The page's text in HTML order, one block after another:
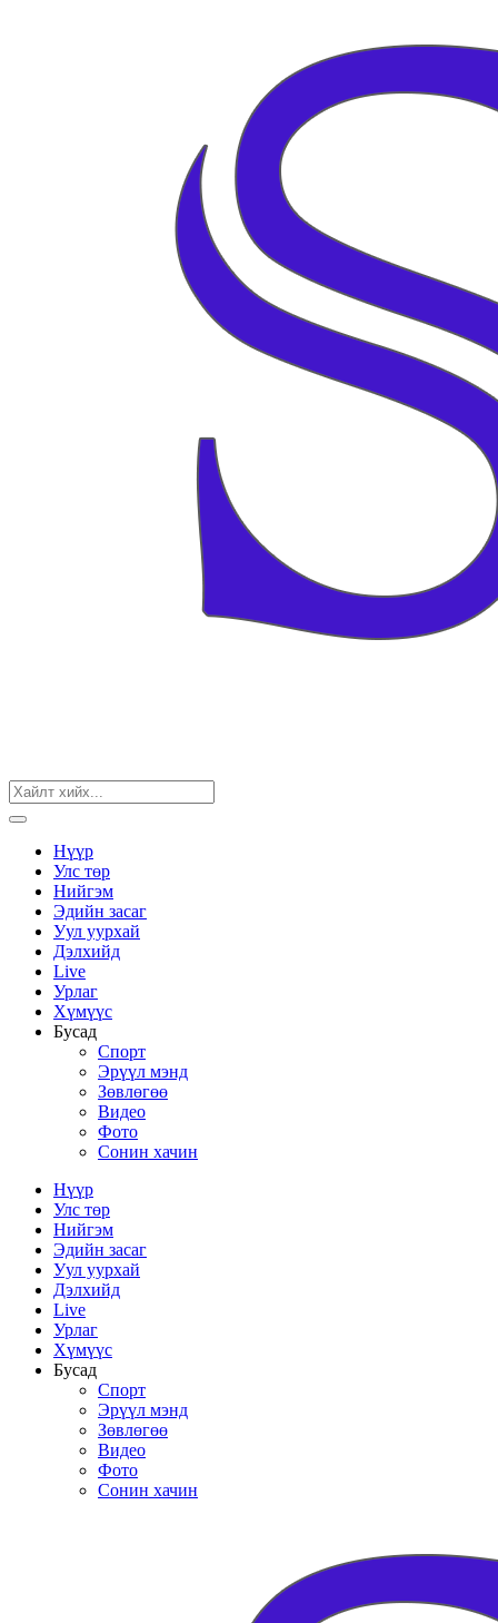
Нүүр
Улс төр
Нийгэм
Эдийн засаг
Уул уурхай
Дэлхийд
Live
Урлаг
Хүмүүс
Бусад
Спорт
Эрүүл мэнд
Зөвлөгөө
Видео
Фото
Сонин хачин
Нүүр
Улс төр
Нийгэм
Эдийн засаг
Уул уурхай
Дэлхийд
Live
Урлаг
Хүмүүс
Бусад
Спорт
Эрүүл мэнд
Зөвлөгөө
Видео
Фото
Сонин хачин